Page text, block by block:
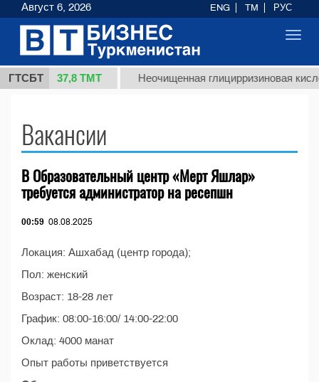
ГТСБТ
1 (кг.) 37,8 ТМТ Неочищенная глицирризиновая
Вакансии
В Образовательный центр «Мерт Яшлар»
требуется администратор на ресепшн
00:59 08.08.2025
Локация: Ашхабад (центр города);
Пол: женский
Возраст: 18-28 лет
График: 08:00-16:00/ 14:00-22:00
Оклад: 4000 манат
Опыт работы приветствуется
Август 6, 2026 ENG TM РУС